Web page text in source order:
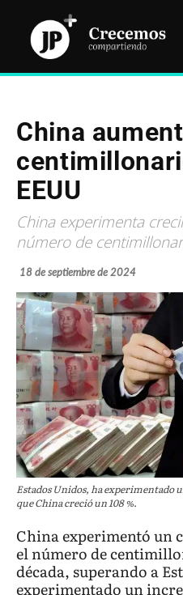
China
EEUU
China experimenta
número de
18 de septiembre de 2024
Estados Unidos, ha experimentado
que China creció un 108 %.
China experimentó un
el número de
década, superando a
experimentado un